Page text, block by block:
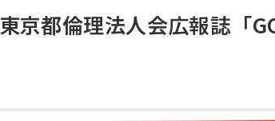
東京都倫理法人会広報誌「